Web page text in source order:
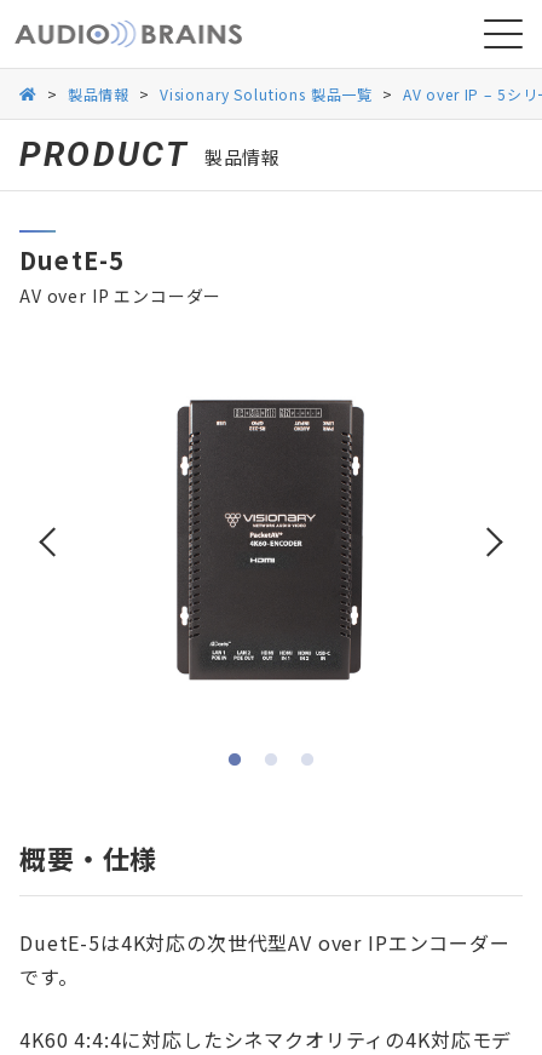
導入事例
お問い合わせ
> 製品情報 > Visionary Solutions 製品一覧 > AV over IP – 5シリ
PRODUCT 製品情報
DuetE-5
AV over IP エンコーダー
概要・仕様
DuetE-5は4K対応の次世代型AV over IPエンコーダー
です。
4K60 4:4:4に対応したシネマクオリティの4K対応モデ